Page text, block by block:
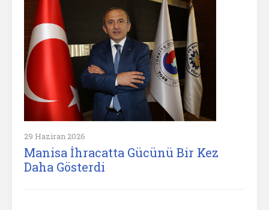
29 Haziran 2026
Manisa İhracatta Gücünü Bir Kez
Daha Gösterdi